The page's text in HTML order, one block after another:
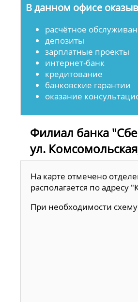
В данном офисе
расчётное
депозиты
зарплатные проекты
интернет-банк
кредитование
банковские гарантии
оказание
Филиал банка
ул.
На карте отмечено
располагается по адресу
При необходимости